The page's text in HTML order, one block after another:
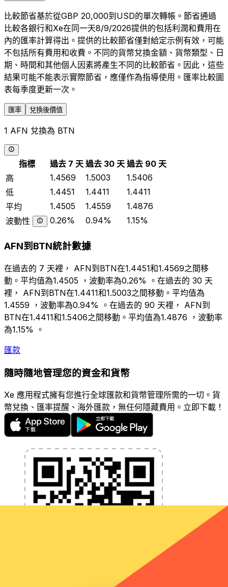
比較節省基於從GBP 20,000到USD的單次轉帳。節省通過
比較各銀行和Xe在同一天8/9/2026提供的包括利潤和費用在
內的匯率計算得出。提供的比較節省僅對給定示例有效，可能
不包括所有費用和收費。不同的貨幣兌換金額、貨幣類型、日
期、時間和其他個人因素將產生不同的比較節省。因此，這些
結果可能不能表示實際節省，應僅作為指導使用。匯率比較圖
表每季度更新一次。
匯率 兌換後價值
1 AFN 兌換為 BTN
指標 過去 7 天 過去 30 天 過去 90 天
高
1.4569 1.5003
1.5406
低
1.4451 1.4411
1.4411
平均
1.4505 1.4559
1.4876
波動性
0.26% 0.94% 1.15%
AFN到BTN統計數據
在過去的 7 天裡， AFN到BTN在1.4451和1.4569之間移
動。平均值為1.4505 ，波動率為0.26% 。在過去的 30 天
裡， AFN到BTN在1.4411和1.5003之間移動。平均值為
1.4559 ，波動率為0.94% 。在過去的 90 天裡， AFN到
BTN在1.4411和1.5406之間移動。平均值為1.4876 ，波動率
為1.15% 。
匯款
隨時隨地管理您的資金和貨幣
Xe 應用程式擁有您進行全球匯款和貨幣管理所需的一切。貨
幣兌換、匯率提醒、海外匯款，無任何隱藏費用。立即下載！